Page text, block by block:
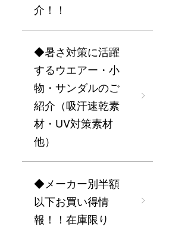
介！！
◆暑さ対策に活躍
するウエアー・小
物・サンダルのご
紹介（吸汗速乾素
材・UV対策素材
他）
◆メーカー別半額
以下お買い得情
報！！在庫限り